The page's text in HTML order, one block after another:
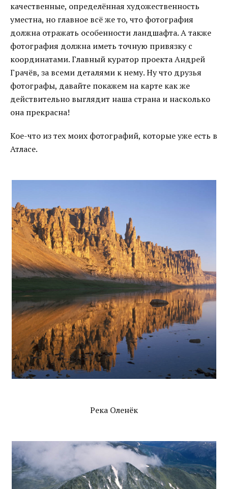
качественные, определённая художественность
уместна, но главное всё же то, что фотография
должна отражать особенности ландшафта. А также
фотография должна иметь точную привязку с
координатами. Главный куратор проекта Андрей
Грачёв, за всеми деталями к нему. Ну что друзья
фотографы, давайте покажем на карте как же
действительно выглядит наша страна и насколько
она прекрасна!
Кое-что из тех моих фотографий, которые уже есть в
Атласе.
Река Оленёк